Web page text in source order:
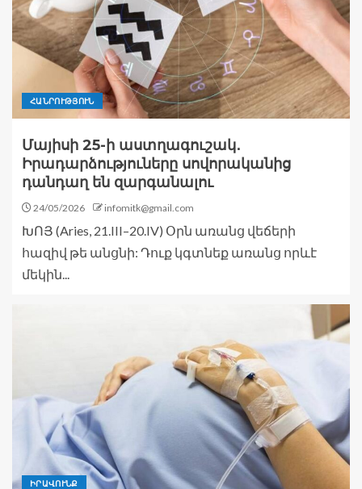
ՀԱՆՐՈՒԹՅՈՒՆ
Մայիսի 25-ի աստղագուշակ․
Իրադարձություները սովորականից
դանդաղ են զարգանալու
24/05/2026 infomitk@gmail.com
ԽՈՅ (Aries, 21.III–20.IV) Օրն առանց վեճերի
հազիվ թե անցնի: Դուք կգտնեք առանց որևէ
մեկին...
ԻՐԱՎՈՒՆՔ